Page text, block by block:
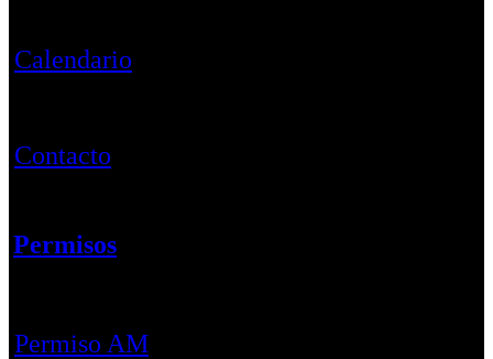
Calendario
Contacto
Permisos
Permiso AM